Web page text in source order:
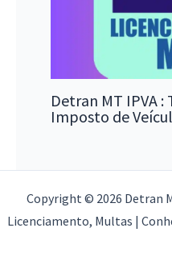
Detran MT IPVA :
Imposto de
Copyright © 2026 Detran
Licenciamento, Multas |